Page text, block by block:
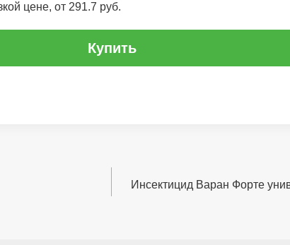
цене, от 291.7 руб.
Купить
Инсектицид Варан Форте